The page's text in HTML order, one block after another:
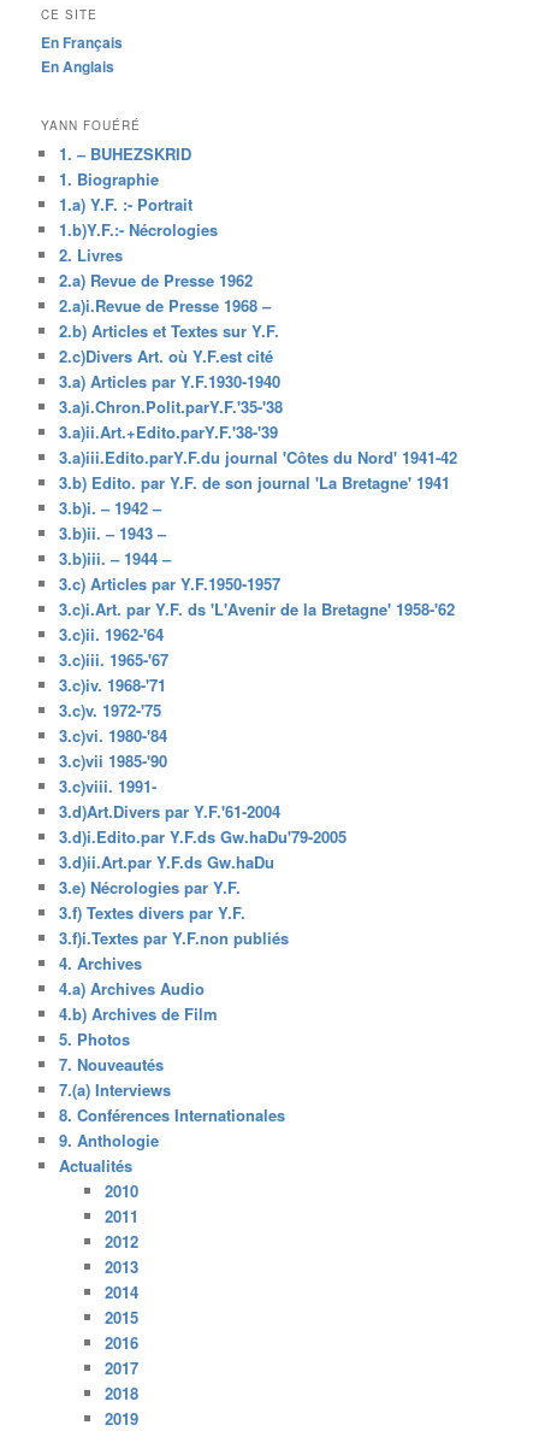
CE SITE
En Français
En Anglais
YANN FOUÉRÉ
1. – BUHEZSKRID
1. Biographie
1.a) Y.F. :- Portrait
1.b)Y.F.:- Nécrologies
2. Livres
2.a) Revue de Presse 1962
2.a)i.Revue de Presse 1968 –
2.b) Articles et Textes sur Y.F.
2.c)Divers Art. où Y.F.est cité
3.a) Articles par Y.F.1930-1940
3.a)i.Chron.Polit.parY.F.'35-'38
3.a)ii.Art.+Edito.parY.F.'38-'39
3.a)iii.Edito.parY.F.du journal 'Côtes du Nord' 1941-42
3.b) Edito. par Y.F. de son journal 'La Bretagne' 1941
3.b)i. – 1942 –
3.b)ii. – 1943 –
3.b)iii. – 1944 –
3.c) Articles par Y.F.1950-1957
3.c)i.Art. par Y.F. ds 'L'Avenir de la Bretagne' 1958-'62
3.c)ii. 1962-'64
3.c)iii. 1965-'67
3.c)iv. 1968-'71
3.c)v. 1972-'75
3.c)vi. 1980-'84
3.c)vii 1985-'90
3.c)viii. 1991-
3.d)Art.Divers par Y.F.'61-2004
3.d)i.Edito.par Y.F.ds Gw.haDu'79-2005
3.d)ii.Art.par Y.F.ds Gw.haDu
3.e) Nécrologies par Y.F.
3.f) Textes divers par Y.F.
3.f)i.Textes par Y.F.non publiés
4. Archives
4.a) Archives Audio
4.b) Archives de Film
5. Photos
7. Nouveautés
7.(a) Interviews
8. Conférences Internationales
9. Anthologie
Actualités
2010
2011
2012
2013
2014
2015
2016
2017
2018
2019